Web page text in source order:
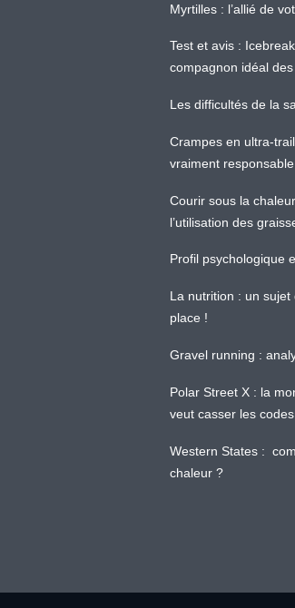
Myrtilles : l’allié de
Test et avis :
compagnon idéal
Les difficultés de la
Crampes en ultra-
vraiment
Courir sous la
l’utilisation des
Profil psychologique
La nutrition : un
place !
Gravel running :
Polar Street X : la
veut casser les codes
Western States :
chaleur ?